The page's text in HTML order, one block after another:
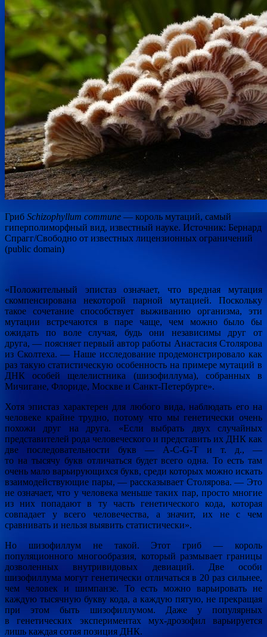
Гриб Schizophyllum commune — король мутаций, самый
гиперполиморфный вид, известный науке. Источник: Бернард
Спрагг/Свободно от известных лицензионных ограничений
(public domain)
«Положительный эпистаз означает, что вредная мутация
скомпенсирована некоторой парной мутацией. Поскольку
такое сочетание способствует выживанию организма, эти
мутации встречаются в паре чаще, чем можно было бы
ожидать по воле случая, будь они независимы друг от
друга, — поясняет первый автор работы Анастасия Столярова
из Сколтеха. — Наше исследование продемонстрировало как
раз такую статистическую особенность на примере мутаций в
ДНК особей щелелистника (шизофиллума), собранных в
Мичигане, Флориде, Москве и Санкт-Петербурге».
Хотя эпистаз характерен для любого вида, наблюдать его на
человеке крайне трудно, потому что мы генетически очень
похожи друг на друга. «Если выбрать двух случайных
представителей рода человеческого и представить их ДНК как
две последовательности букв — A-C-G-T и т. д., —
то на тысячу букв отличаться будет всего одна. То есть там
очень мало варьирующихся букв, среди которых можно искать
взаимодействующие пары, — рассказывает Столярова. — Это
не означает, что у человека меньше таких пар, просто многие
из них попадают в ту часть генетического кода, которая
совпадает у всего человечества, а значит, их не с чем
сравнивать и нельзя выявить статистически».
Но шизофиллум не такой. Этот гриб — король
популяционного многообразия, который размывает границы
дозволенных внутривидовых девиаций. Две особи
шизофиллума могут генетически отличаться в 20 раз сильнее,
чем человек и шимпанзе. То есть можно варьировать не
каждую тысячную букву кода, а каждую пятую, не прекращая
при этом быть шизофиллумом. Даже у популярных
в генетических экспериментах мух-дрозофил варьируется
лишь каждая сотая позиция ДНК.